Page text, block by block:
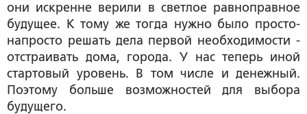
они искренне верили в светлое равноправное
будущее. К тому же тогда нужно было просто-
напросто решать дела первой необходимости -
отстраивать дома, города. У нас теперь иной
стартовый уровень. В том числе и денежный.
Поэтому больше возможностей для выбора
будущего.